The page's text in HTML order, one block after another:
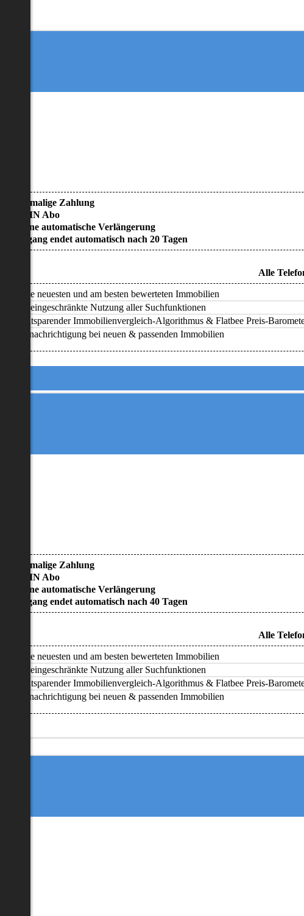
• Einmalige Zahlung
• KEIN Abo
• Keine automatische Verlängerung
• Zugang endet automatisch nach 20 Tagen
Alle
Alle neuesten und am besten bewerteten Immobilien
Uneingeschränkte Nutzung aller Suchfunktionen
Zeitsparender Immobilienvergleich-Algorithmus & Flatbee Preis-
Benachrichtigung bei neuen & passenden Immobilien
• Einmalige Zahlung
• KEIN Abo
• Keine automatische Verlängerung
• Zugang endet automatisch nach 40 Tagen
Alle
Alle neuesten und am besten bewerteten Immobilien
Uneingeschränkte Nutzung aller Suchfunktionen
Zeitsparender Immobilienvergleich-Algorithmus & Flatbee Preis-
Benachrichtigung bei neuen & passenden Immobilien